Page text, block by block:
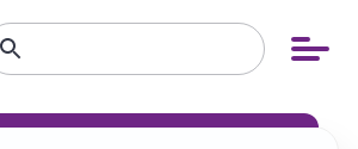
Open
menu
Zoeken